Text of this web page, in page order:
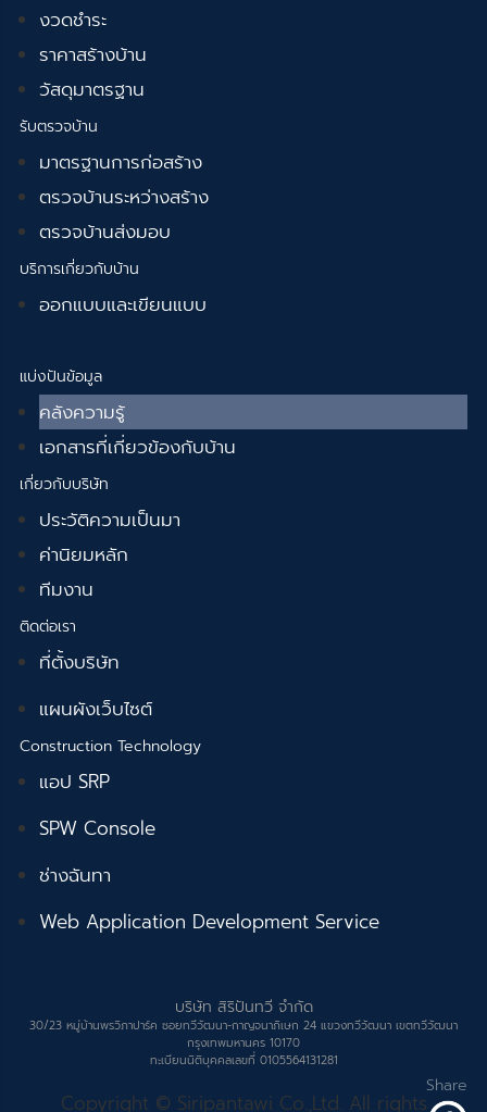
Share
งวดชำระ
ราคาสร้างบ้าน
วัสดุมาตรฐาน
รับตรวจบ้าน
มาตรฐานการก่อสร้าง
ตรวจบ้านระหว่างสร้าง
ตรวจบ้านส่งมอบ
บริการเกี่ยวกับบ้าน
ออกแบบและเขียนแบบ
แบ่งปันข้อมูล
คลังความรู้
เอกสารที่เกี่ยวข้องกับบ้าน
เกี่ยวกับบริษัท
ประวัติความเป็นมา
ค่านิยมหลัก
ทีมงาน
ติดต่อเรา
ที่ตั้งบริษัท
แผนผังเว็บไซต์
Construction Technology
แอป SRP
SPW Console
ช่างฉันทา
Web Application Development Service
บริษัท สิริปันทวี จำกัด
30/23 หมู่บ้านพรวิภาปาร์ค ซอยทวีวัฒนา-กาญจนาภิเษก 24 แขวงทวีวัฒนา เขตทวีวัฒนา
กรุงเทพมหานคร 10170
ทะเบียนนิติบุคคลเลขที่ 0105564131281
Copyright © Siripantawi Co.,Ltd. All rights